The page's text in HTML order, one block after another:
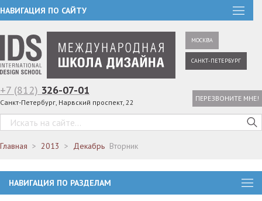
НАВИГАЦИЯ ПО САЙТУ
МОСКВА
САНКТ-ПЕТЕРБУРГ
+7 (812) 326-07-01
Санкт-Петербург, Нарвский проспект, 22 ПЕРЕЗВОНИТЕ МНЕ!
Главная 2013 Декабрь Вторник
НАВИГАЦИЯ ПО РАЗДЕЛАМ